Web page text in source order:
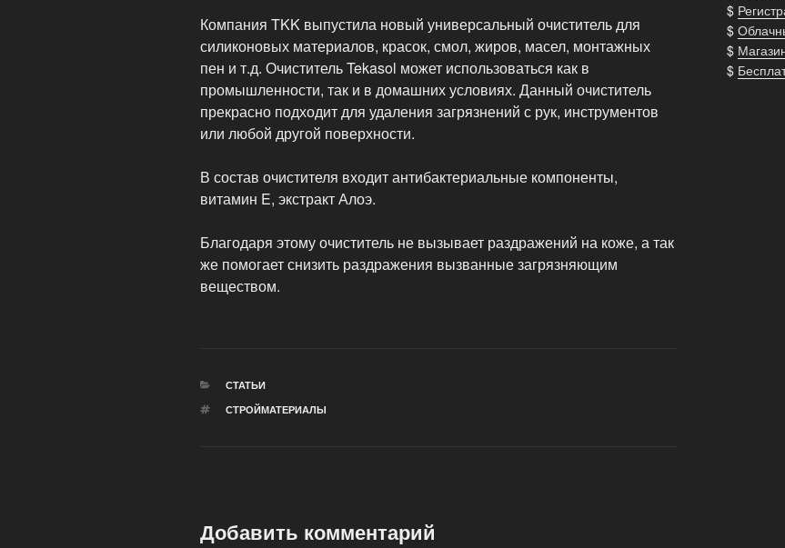
Компания TKK выпустила новый универсальный очиститель для
силиконовых материалов, красок, смол, жиров, масел, монтажных
пен и т.д. Очиститель Tekasol может использоваться как в
промышленности, так и в домашних условиях. Данный очиститель
прекрасно подходит для удаления загрязнений с рук, инструментов
или любой другой поверхности.
В состав очистителя входит антибактериальные компоненты,
витамин E, экстракт Алоэ.
Благодаря этому очиститель не вызывает раздражений на коже, а так
же помогает снизить раздражения вызванные загрязняющим
веществом.
РУБРИКИ
СТАТЬИ
МЕТКИ
СТРОЙМАТЕРИАЛЫ
Добавить комментарий
$
$
$
$